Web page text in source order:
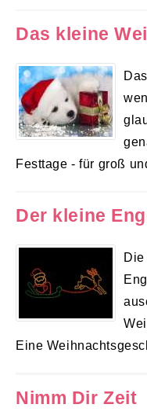
Das kleine
Festtage - für groß
Der kleine
Die
Eine
Nimm Dir Zeit